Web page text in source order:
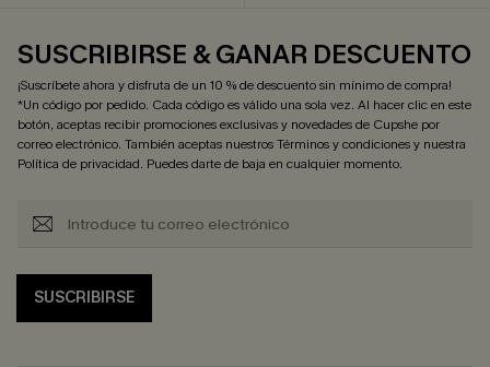
SUSCRIBIRSE & GANAR DESCUENTO
¡Suscríbete ahora y disfruta de un 10 % de descuento sin mínimo de compra!
*Un código por pedido. Cada código es válido una sola vez. Al hacer clic en este
botón, aceptas recibir promociones exclusivas y novedades de Cupshe por
correo electrónico. También aceptas nuestrosTérminos y condicionesy nuestra
Política de privacidad. Puedes darte de baja en cualquier momento.
SUSCRIBIRSE